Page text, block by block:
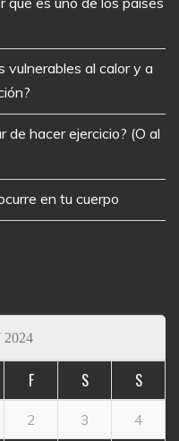
vulnerables al calor y a
de hacer ejercicio? (O al
en tu cuerpo
F S S
2 3 4